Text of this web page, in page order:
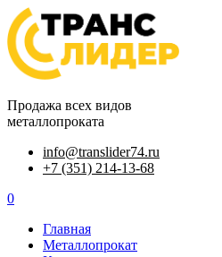
Продажа всех видов
металлопроката
info@translider74.ru
+7 (351) 214-13-68
0
Главная
Металлопрокат